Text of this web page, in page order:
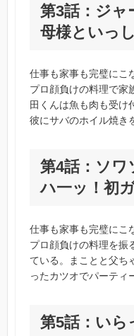
第3話：ジャ
母様といっ
仕事も家事も完璧にこ
プロ顔負けの料理で家
田くんは魚も肉も受け
彼にサバのホイル焼き
第4話：ソワ
ハ一ッ！初
仕事も家事も完璧にこ
プロ顔負けの料理を振
ている。まことと父ち
ったカツオでパーティ
第5話：いら